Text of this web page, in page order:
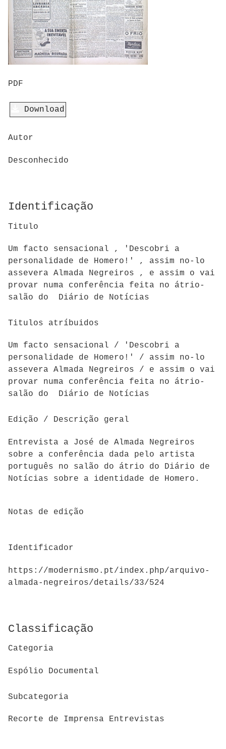
PDF
Download
Autor
Desconhecido
Identificação
Titulo
Um facto sensacional , 'Descobri a
personalidade de Homero!' , assim no-lo
assevera Almada Negreiros , e assim o vai
provar numa conferência feita no átrio-
salão do Diário de Notícias
Titulos atríbuidos
Um facto sensacional / 'Descobri a
personalidade de Homero!' / assim no-lo
assevera Almada Negreiros / e assim o vai
provar numa conferência feita no átrio-
salão do Diário de Notícias
Edição / Descrição geral
Entrevista a José de Almada Negreiros
sobre a conferência dada pelo artista
português no salão do átrio do Diário de
Notícias sobre a identidade de Homero.
Notas de edição
Identificador
https://modernismo.pt/index.php/arquivo-
almada-negreiros/details/33/524
Classificação
Categoria
Espólio Documental
Subcategoria
Recorte de Imprensa Entrevistas